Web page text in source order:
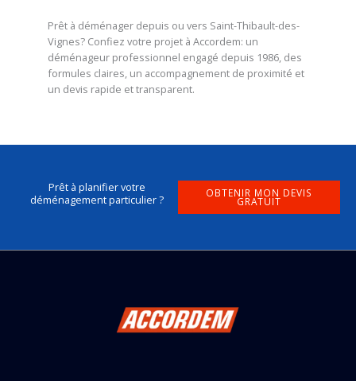
Prêt à déménager depuis ou vers Saint-Thibault-des-
Vignes? Confiez votre projet à Accordem: un
déménageur professionnel engagé depuis 1986, des
formules claires, un accompagnement de proximité et
un devis rapide et transparent.
Prêt à planifier votre
déménagement particulier ?
OBTENIR MON DEVIS
GRATUIT